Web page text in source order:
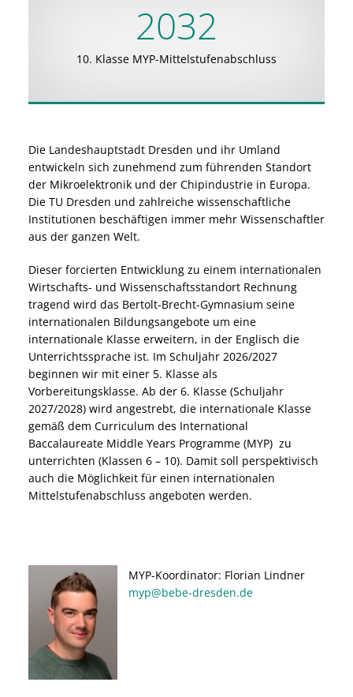
2032
10. Klasse MYP-Mittelstufenabschluss
Die Landeshauptstadt Dresden und ihr Umland
entwickeln sich zunehmend zum führenden Standort
der Mikroelektronik und der Chipindustrie in Europa.
Die TU Dresden und zahlreiche wissenschaftliche
Institutionen beschäftigen immer mehr Wissenschaftler
aus der ganzen Welt.
Dieser forcierten Entwicklung zu einem internationalen
Wirtschafts- und Wissenschaftsstandort Rechnung
tragend wird das Bertolt-Brecht-Gymnasium seine
internationalen Bildungsangebote um eine
internationale Klasse erweitern, in der Englisch die
Unterrichtssprache ist. Im Schuljahr 2026/2027
beginnen wir mit einer 5. Klasse als
Vorbereitungsklasse. Ab der 6. Klasse (Schuljahr
2027/2028) wird angestrebt, die internationale Klasse
gemäß dem Curriculum des International
Baccalaureate Middle Years Programme (MYP) zu
unterrichten (Klassen 6 – 10). Damit soll perspektivisch
auch die Möglichkeit für einen internationalen
Mittelstufenabschluss angeboten werden.
MYP-Koordinator: Florian Lindner
myp@bebe-dresden.de